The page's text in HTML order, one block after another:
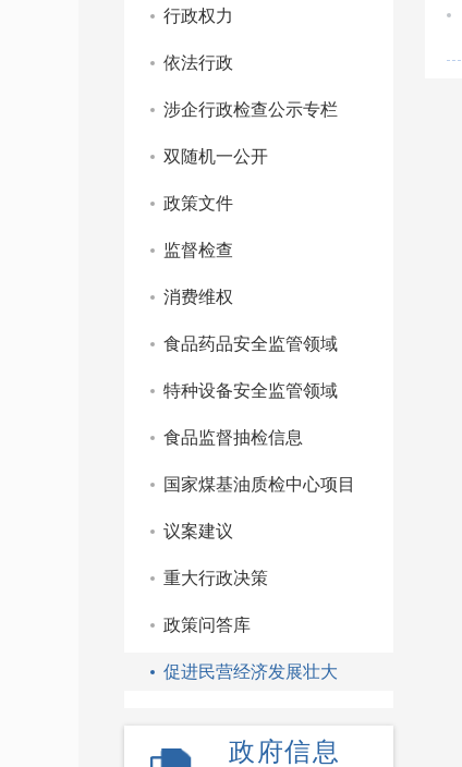
行政权力
依法行政
涉企行政检查公示专栏
双随机一公开
政策文件
监督检查
消费维权
食品药品安全监管领域
特种设备安全监管领域
食品监督抽检信息
国家煤基油质检中心项目
议案建议
重大行政决策
政策问答库
促进民营经济发展壮大
政府信息